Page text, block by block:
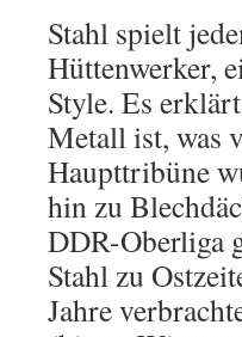
Stahl spielt
Hüttenwerker,
Style. Es
Metall ist, was
Haupttribüne
hin zu
DDR-Oberliga
Stahl zu
Jahre